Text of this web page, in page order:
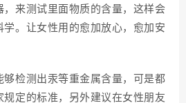
，来测试里面物质的含量，这样会
学。让女性用的愈加放心，愈加安
够检测出汞等重金属含量，可是都
规定的标准，另外建议在女性朋友